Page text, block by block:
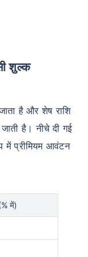
शुल्क
है और शेष राशि
है। नीचे दी गई
में प्रीमियम आवंटन
में)